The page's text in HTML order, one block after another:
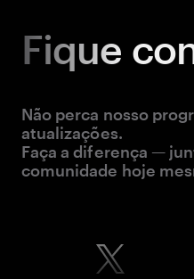
Fique
Não perca nosso
atualizações.
Faça a diferença —
comunidade hoje